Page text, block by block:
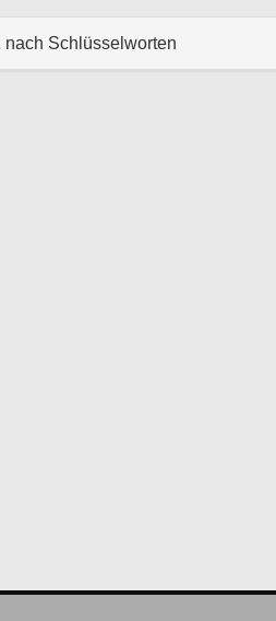
Schlüsselworten